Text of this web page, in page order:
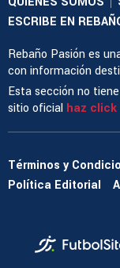
ESCRIBE EN
Rebaño Pasión es
con información
Esta sección no
sitio oficial haz click
Términos y
Política Editorial